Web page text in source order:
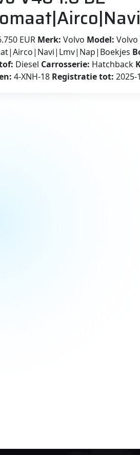
EUR Merk: Volvo Model: Volvo
Diesel Carrosserie: Hatchback
4-XNH-18 Registratie tot: 2025-